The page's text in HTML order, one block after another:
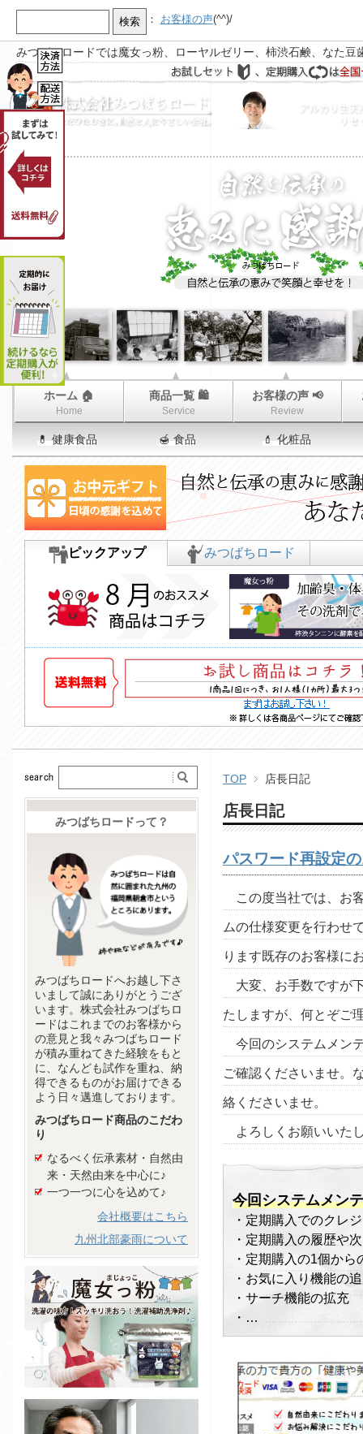
： お客様の声(^^)/
みつばちロードでは魔女っ粉、ローヤルゼリー、柿渋石鹸、なた豆
【お知らせ】
ホーム 🏠
Home
商品一覧 🛍
Service
お客様の声 📢
Review
TOP 店長日記
店長日記
パスワード再設定
この度当社では、お
ムの仕様変更を行わせ
ります既存のお客様に
大変、お手数ですが
たしますが、何とぞご
今回のシステムメン
ご確認くださいませ。
絡くださいませ。
よろしくお願いいた
今回システムメン
・定期購入でのクレ
・定期購入の履歴や
・定期購入の1個か
・お気に入り機能の
・サーチ機能の拡充
・…
みつばちロードって？
みつばちロードへお越し下さ
いまして誠にありがとうござ
います。株式会社みつばちロ
ードはこれまでのお客様から
の意見と我々みつばちロード
が積み重ねてきた経験をもと
に、なんども試作を重ね、納
得できるものがお届けできる
よう日々邁進しております。
みつばちロード商品のこだわ
り
なるべく伝承素材・自然由
来・天然由来を中心に♪
一つ一つに心を込めて♪
会社概要はこちら
九州北部豪雨について